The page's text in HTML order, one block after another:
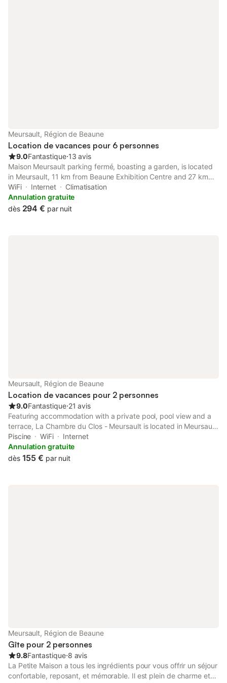
Meursault, Région de Beaune
Location de vacances pour 6 personnes
9.0Fantastique⋅13 avis
Maison Meursault parking fermé, boasting a garden, is located
in Meursault, 11 km from Beaune Exhibition Centre and 27 km
from Chalon sur Saône Exhibition Park.
WiFi Internet
Climatisation
Annulation gratuite
dès 294 € par nuit
Meursault, Région de Beaune
Location de vacances pour 2 personnes
9.0Fantastique⋅21 avis
Featuring accommodation with a private pool, pool view and a
terrace, La Chambre du Clos - Meursault is located in Meursault.
The property features garden and inner courtyard views, and is
9.4 km from Beaune Train Station.
Piscine WiFi
Internet
Annulation gratuite
dès 155 € par nuit
Meursault, Région de Beaune
Gîte pour 2 personnes
9.8Fantastique⋅8 avis
La Petite Maison a tous les ingrédients pour vous offrir un séjour
confortable, reposant, et mémorable. Il est plein de charme et